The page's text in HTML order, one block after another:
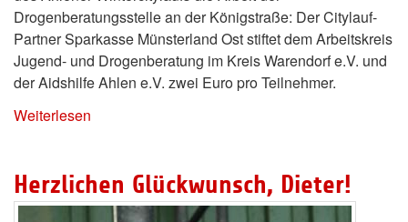
Drogenberatungsstelle an der Königstraße: Der Citylauf-
Partner Sparkasse Münsterland Ost stiftet dem Arbeitskreis
Jugend- und Drogenberatung im Kreis Warendorf e.V. und
der Aidshilfe Ahlen e.V. zwei Euro pro Teilnehmer.
Weiterlesen
Herzlichen Glückwunsch, Dieter!